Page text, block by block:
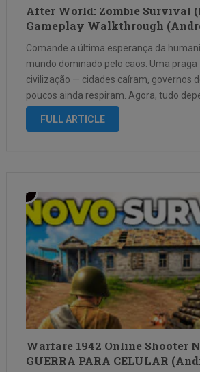
After World: Zombie Survival
Gameplay Walkthrough
Comande a última esperança da
mundo dominado pelo caos. Uma
civilização — cidades caíram, governos
poucos ainda respiram. Agora, tudo
Recrute sobreviventes, transforme um
FULL ARTICLE
Warfare 1942 Online Shooter
GUERRA PARA CELULAR